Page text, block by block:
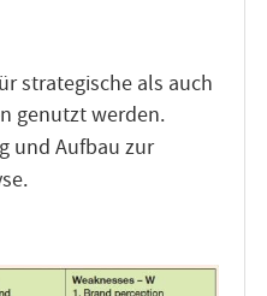
strategische als auch
genutzt werden.
und Aufbau zur